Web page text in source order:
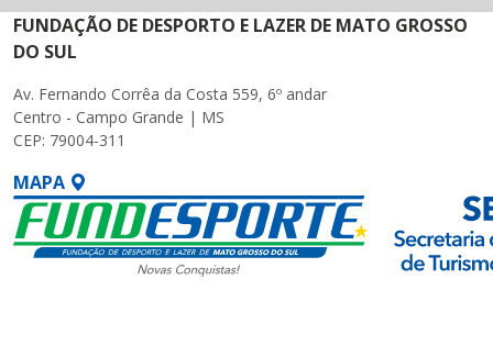
FUNDAÇÃO DE DESPORTO E LAZER DE MATO GROSSO
DO SUL
Av. Fernando Corrêa da Costa 559, 6º andar
Centro - Campo Grande | MS
CEP: 79004-311
MAPA